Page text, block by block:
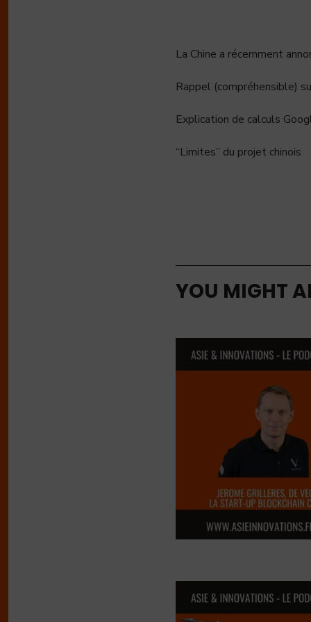
La Chine a récemment
Rappel (compréhensible)
Explication de calculs
“Limites” du projet chinois
YOU MIGHT